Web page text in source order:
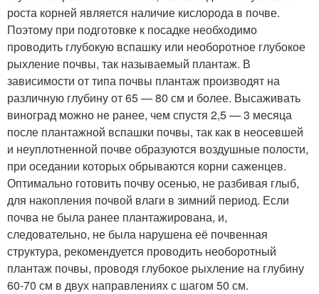
роста корней является наличие кислорода в почве.
Поэтому при подготовке к посадке необходимо
проводить глубокую вспашку или необоротное глубокое
рыхление почвы, так называемый плантаж. В
зависимости от типа почвы плантаж производят на
различную глубину от 65 — 80 см и более. Высаживать
виноград можно не ранее, чем спустя 2,5 — 3 месяца
после плантажной вспашки почвы, так как в неосевшей
и неуплотненной почве образуются воздушные полости,
при оседании которых обрываются корни саженцев.
Оптимально готовить почву осенью, не разбивая глыб,
для накопления почвой влаги в зимний период. Если
почва не была ранее плантажирована, и,
следовательно, не была нарушена её почвенная
структура, рекомендуется проводить необоротный
плантаж почвы, проводя глубокое рыхление на глубину
60-70 см в двух направлениях с шагом 50 см.